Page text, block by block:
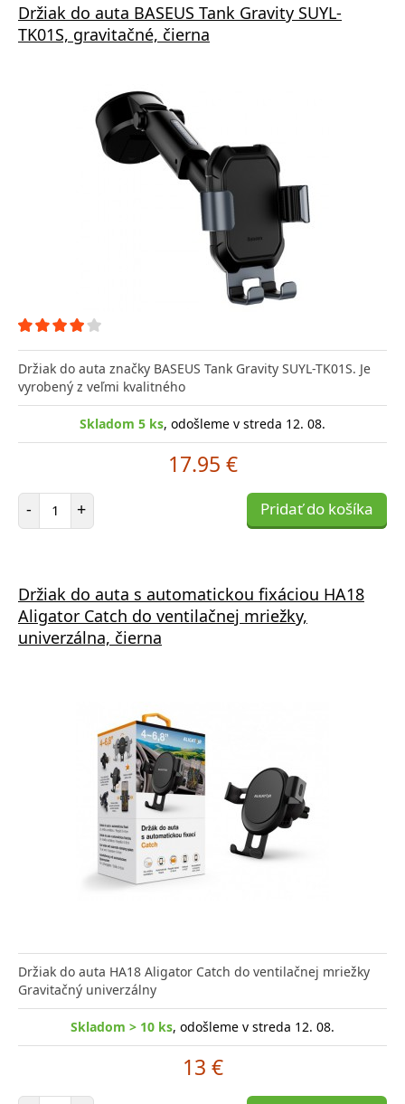
Držiak do auta BASEUS Tank Gravity SUYL-
TK01S, gravitačné, čierna
Držiak do auta značky BASEUS Tank Gravity SUYL-TK01S. Je
vyrobený z veľmi kvalitného
Skladom 5 ks, odošleme v streda 12. 08.
17.95 €
- Počet položiek
+ Pridať do košíka
Držiak do auta s automatickou fixáciou HA18
Aligator Catch do ventilačnej mriežky,
univerzálna, čierna
Držiak do auta HA18 Aligator Catch do ventilačnej mriežky
Gravitačný univerzálny
Skladom > 10 ks, odošleme v streda 12. 08.
13 €